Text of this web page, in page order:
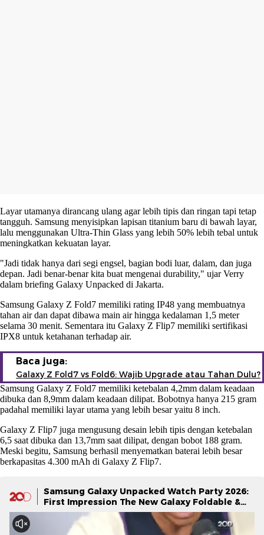
Layar utamanya dirancang ulang agar lebih tipis dan ringan tapi tetap
tangguh. Samsung menyisipkan lapisan titanium baru di bawah layar,
lalu menggunakan Ultra-Thin Glass yang lebih 50% lebih tebal untuk
meningkatkan kekuatan layar.
"Jadi tidak hanya dari segi engsel, bagian bodi luar, dalam, dan juga
depan. Jadi benar-benar kita buat mengenai durability," ujar Verry
dalam briefing Galaxy Unpacked di Jakarta.
Samsung Galaxy Z Fold7 memiliki rating IP48 yang membuatnya
tahan air dan dapat dibawa main air hingga kedalaman 1,5 meter
selama 30 menit. Sementara itu Galaxy Z Flip7 memiliki sertifikasi
IPX8 untuk ketahanan terhadap air.
Baca juga:
Galaxy Z Fold7 vs Fold6: Wajib Upgrade atau Tahan Dulu?
Samsung Galaxy Z Fold7 memiliki ketebalan 4,2mm dalam keadaan
dibuka dan 8,9mm dalam keadaan dilipat. Bobotnya hanya 215 gram
padahal memiliki layar utama yang lebih besar yaitu 8 inch.
Galaxy Z Flip7 juga mengusung desain lebih tipis dengan ketebalan
6,5 saat dibuka dan 13,7mm saat dilipat, dengan bobot 188 gram.
Meski begitu, Samsung berhasil menyematkan baterai lebih besar
berkapasitas 4.300 mAh di Galaxy Z Flip7.
Samsung Galaxy Unpacked Watch Party 2026:
First Impression The New Galaxy Foldable &
Galaxy Watch Series